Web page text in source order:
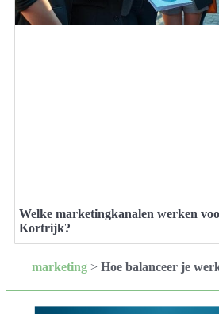
Welke marketingkanalen werken
Kortrijk?
marketing> Hoe balanceer je